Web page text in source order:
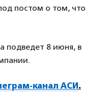
постом о том, что
подведет 8 июня, в
канал АСИ.